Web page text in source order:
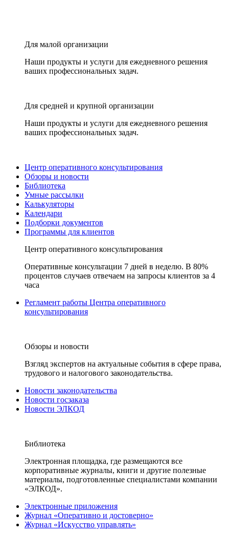
Для малой организации
Наши продукты и услуги для ежедневного решения
ваших профессиональных задач.
Для средней и крупной организации
Наши продукты и услуги для ежедневного решения
ваших профессиональных задач.
Центр оперативного консультирования
Обзоры и новости
Библиотека
Умные рассылки
Калькуляторы
Календари
Подборки документов
Программы для клиентов
Центр оперативного консультирования
Оперативные консультации 7 дней в неделю. В 80%
процентов случаев отвечаем на запросы клиентов за 4
часа
Регламент работы Центра оперативного
консультирования
Обзоры и новости
Взгляд экспертов на актуальные события в сфере права,
трудового и налогового законодательства.
Новости законодательства
Новости госзаказа
Новости ЭЛКОД
Библиотека
Электронная площадка, где размещаются все
корпоративные журналы, книги и другие полезные
материалы, подготовленные специалистами компании
«ЭЛКОД».
Электронные приложения
Журнал «Оперативно и достоверно»
Журнал «Искусство управлять»